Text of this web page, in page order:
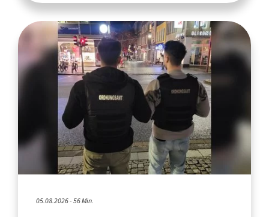
05.08.2026 - 56 Min.